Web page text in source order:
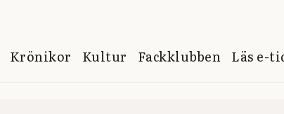
Krönikor Kultur Fackklubben Läs e-